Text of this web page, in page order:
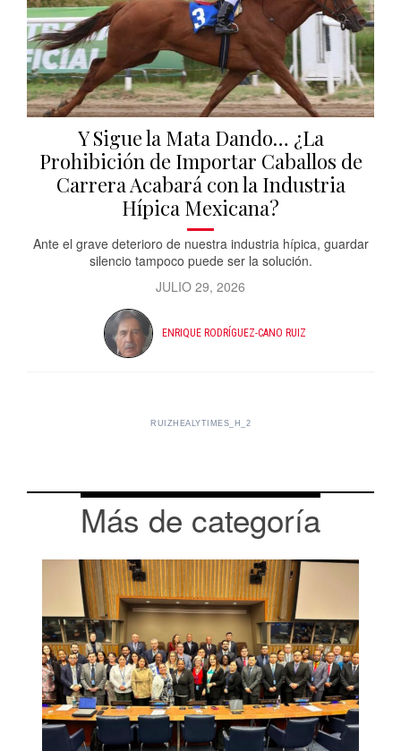
Y Sigue la Mata Dando… ¿La
Prohibición de Importar Caballos de
Carrera Acabará con la Industria
Hípica Mexicana?
Ante el grave deterioro de nuestra industria hípica, guardar
silencio tampoco puede ser la solución.
JULIO 29, 2026
ENRIQUE RODRÍGUEZ-CANO RUIZ
RUIZHEALYTIMES_H_2
Más de categoría